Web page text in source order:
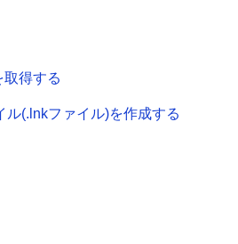
得する
ル(.lnkファイル)を作成する